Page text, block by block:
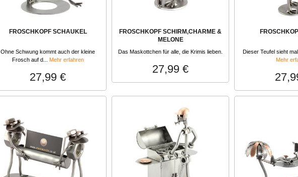
FROSCHKOPF SCHAUKEL
Ohne Schwung kommt auch der kleine
Frosch auf d... Mehr erfahren
27,99 €
FROSCHKOPF SCHIRM,CHARME &
MELONE
Das Maskottchen für alle, die Krimis lieben.
27,99 €
Dieser Teufel sieht
Mehr